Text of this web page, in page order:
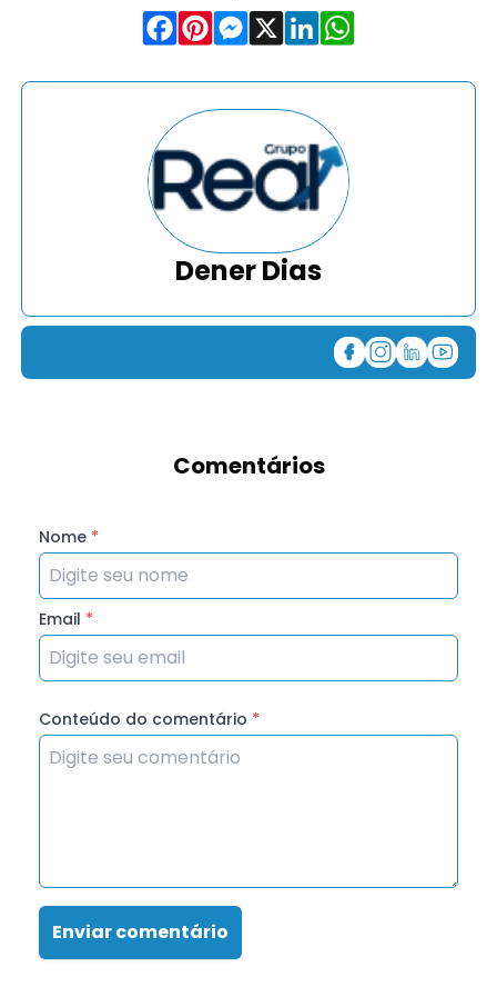
Dener Dias
Comentários
Nome *
Email *
Conteúdo do comentário *
Enviar comentário